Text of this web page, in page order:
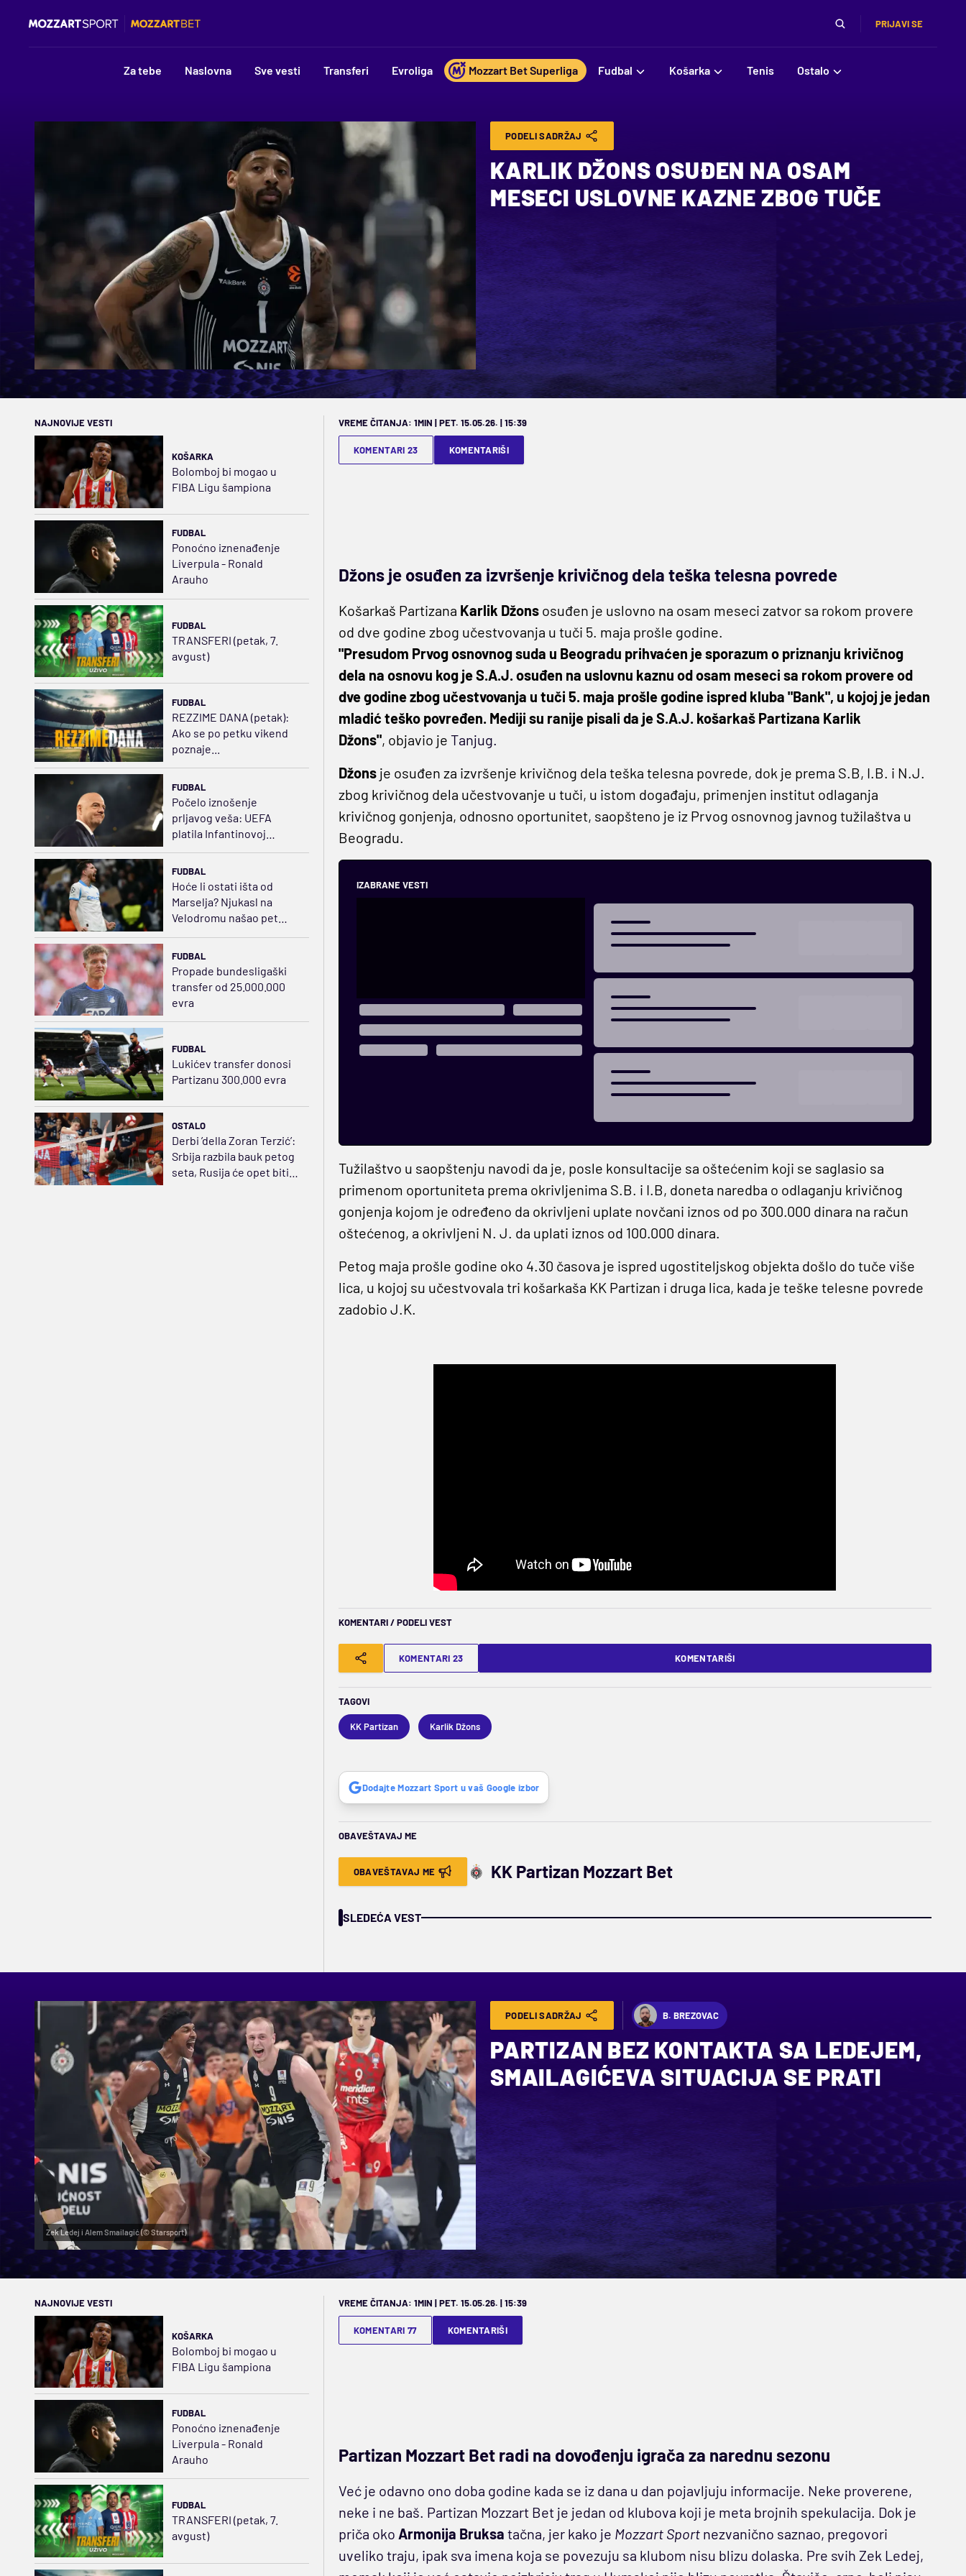
PRIJAVI SE
Za tebe Naslovna Sve vesti Transferi Evroliga Mozzart Bet Superliga Fudbal Košarka Tenis Ostalo
PODELI SADRŽAJ
KARLIK DŽONS OSUĐEN NA OSAM
MESECI USLOVNE KAZNE ZBOG TUČE
NAJNOVIJE VESTI
KOŠARKA
Bolomboj bi mogao u
FIBA Ligu šampiona
FUDBAL
Ponoćno iznenađenje
Liverpula - Ronald
Arauho
FUDBAL
TRANSFERI (petak, 7.
avgust)
FUDBAL
REZZIME DANA (petak):
Ako se po petku vikend
poznaje...
FUDBAL
Počelo iznošenje
prljavog veša: UEFA
platila Infantinovoj
FUDBAL
Hoće li ostati išta od
Marselja? Njukasl na
Velodromu našao pet
FUDBAL
Propade bundesligaški
transfer od 25.000.000
evra
FUDBAL
Lukićev transfer donosi
Partizanu 300.000 evra
OSTALO
Derbi ’della Zoran Terzić’:
Srbija razbila bauk petog
seta, Rusija će opet biti
VREME ČITANJA: 1MIN | PET. 15.05.26. | 15:39
KOMENTARI 23 KOMENTARIŠI
Džons je osuđen za izvršenje krivičnog dela teška telesna povrede
Košarkaš Partizana Karlik Džons osuđen je uslovno na osam meseci zatvor sa rokom provere
od dve godine zbog učestvovanja u tuči 5. maja prošle godine.
"Presudom Prvog osnovnog suda u Beogradu prihvaćen je sporazum o priznanju krivičnog
dela na osnovu kog je S.A.J. osuđen na uslovnu kaznu od osam meseci sa rokom provere od
dve godine zbog učestvovanja u tuči 5. maja prošle godine ispred kluba "Bank", u kojoj je jedan
mladić teško povređen. Mediji su ranije pisali da je S.A.J. košarkaš Partizana Karlik
Džons", objavio je Tanjug.
Džons je osuđen za izvršenje krivičnog dela teška telesna povrede, dok je prema S.B, I.B. i N.J.
zbog krivičnog dela učestvovanje u tuči, u istom događaju, primenjen institut odlaganja
krivičnog gonjenja, odnosno oportunitet, saopšteno je iz Prvog osnovnog javnog tužilaštva u
Beogradu.
IZABRANE VESTI
Tužilaštvo u saopštenju navodi da je, posle konsultacije sa oštećenim koji se saglasio sa
primenom oportuniteta prema okrivljenima S.B. i I.B, doneta naredba o odlaganju krivičnog
gonjenja kojom je određeno da okrivljeni uplate novčani iznos od po 300.000 dinara na račun
oštećenog, a okrivljeni N. J. da uplati iznos od 100.000 dinara.
Petog maja prošle godine oko 4.30 časova je ispred ugostiteljskog objekta došlo do tuče više
lica, u kojoj su učestvovala tri košarkaša KK Partizan i druga lica, kada je teške telesne povrede
zadobio J.K.
KOMENTARI / PODELI VEST
KOMENTARI 23 KOMENTARIŠI
TAGOVI
KK Partizan Karlik Džons
Dodajte Mozzart Sport u vaš Google izbor
OBAVEŠTAVAJ ME
OBAVEŠTAVAJ ME KK Partizan Mozzart Bet
SLEDEĆA VEST
Zek Ledej i Alem Smailagić (© Starsport)
PODELI SADRŽAJ B. BREZOVAC
PARTIZAN BEZ KONTAKTA SA LEDEJEM,
SMAILAGIĆEVA SITUACIJA SE PRATI
NAJNOVIJE VESTI
KOŠARKA
Bolomboj bi mogao u
FIBA Ligu šampiona
FUDBAL
Ponoćno iznenađenje
Liverpula - Ronald
Arauho
FUDBAL
TRANSFERI (petak, 7.
avgust)
VREME ČITANJA: 1MIN | PET. 15.05.26. | 15:39
KOMENTARI 77 KOMENTARIŠI
Partizan Mozzart Bet radi na dovođenju igrača za narednu sezonu
Već je odavno ono doba godine kada se iz dana u dan pojavljuju informacije. Neke proverene,
neke i ne baš. Partizan Mozzart Bet je jedan od klubova koji je meta brojnih spekulacija. Dok je
priča oko Armonija Bruksa tačna, jer kako je Mozzart Sport nezvanično saznao, pregovori
uveliko traju, ipak sva imena koja se povezuju sa klubom nisu blizu dolaska. Pre svih Zek Ledej,